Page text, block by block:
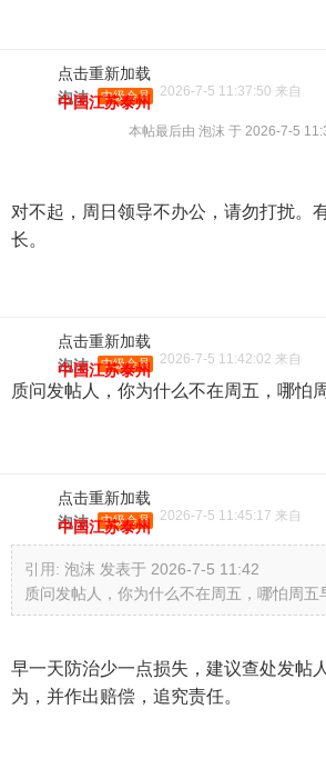
点击重新加载
泡沫 中级会员 2026-7-5 11:37:50 来自
中国江苏泰州
本帖最后由 泡沫 于 2026-7-5
对不起，周日领导不办公，请勿打扰。
长。
点击重新加载
泡沫 中级会员 2026-7-5 11:42:02 来自
中国江苏泰州
质问发帖人，你为什么不在周五，哪怕
点击重新加载
泡沫 中级会员 2026-7-5 11:45:17 来自
中国江苏泰州
引用: 泡沫 发表于 2026-7-5 11:42
质问发帖人，你为什么不在周五，哪怕周五
早一天防治少一点损失，建议查处发帖
为，并作出赔偿，追究责任。